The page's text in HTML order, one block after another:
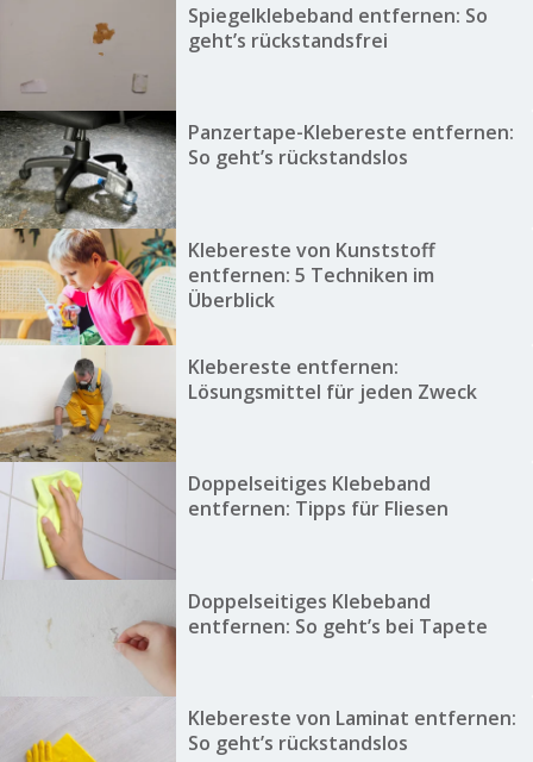
Spiegelklebeband entfernen: So
geht’s rückstandsfrei
Panzertape-Klebereste entfernen:
So geht’s rückstandslos
Klebereste von Kunststoff
entfernen: 5 Techniken im
Überblick
Klebereste entfernen:
Lösungsmittel für jeden Zweck
Doppelseitiges Klebeband
entfernen: Tipps für Fliesen
Doppelseitiges Klebeband
entfernen: So geht’s bei Tapete
Klebereste von Laminat entfernen:
So geht’s rückstandslos